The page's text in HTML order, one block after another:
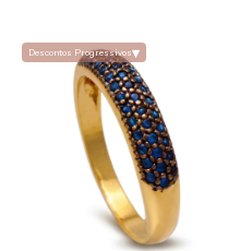
Descontos Progressivos▾